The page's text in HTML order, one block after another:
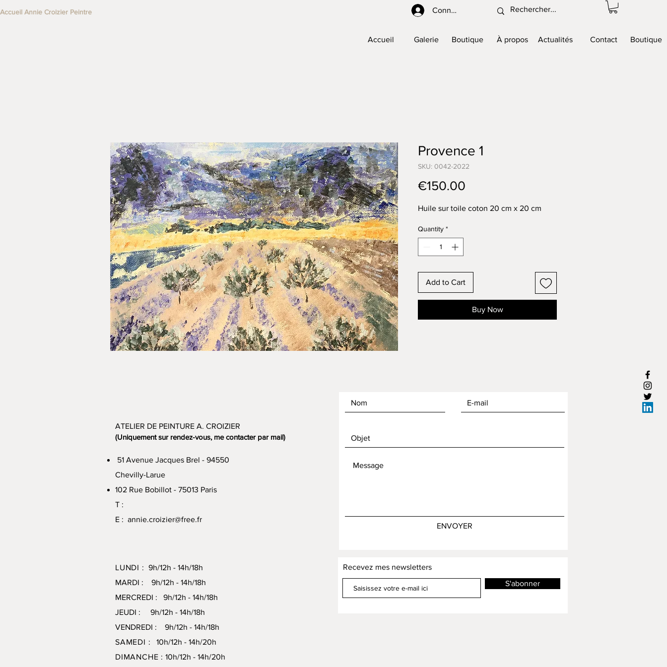
Accueil Annie Croizier Peintre Connexion
Accueil Galerie Boutique À propos Actualités Contact Boutique
Provence 1
SKU: 0042-2022
€150.00
Huile sur toile coton 20 cm x 20 cm
Quantity *
Add to Cart
Buy Now
ATELIER DE PEINTURE A. CROIZIER
(Uniquement sur rendez-vous, me contacter par mail)
51 Avenue Jacques Brel - 94550
Chevilly-Larue
102 Rue Bobillot - 75013 Paris
T :
E : annie.croizier@free.fr
ENVOYER
LUNDI : 9h/12h - 14h/18h
MARDI : 9h/12h - 14h/18h
MERCREDI : 9h/12h - 14h/18h
JEUDI : 9h/12h - 14h/18h
VENDREDI : 9h/12h - 14h/18h
SAMEDI : 10h/12h - 14h/20h
DIMANCHE : 10h/12h - 14h/20h
Recevez mes newsletters
S'abonner